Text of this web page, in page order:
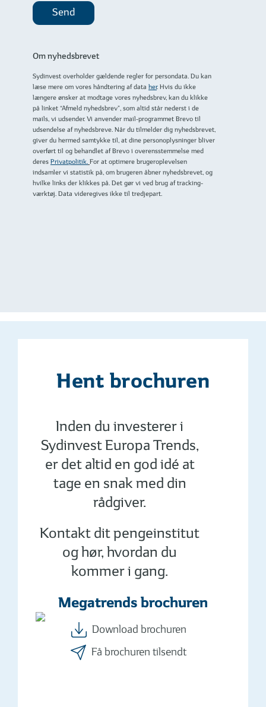
Send
Om nyhedsbrevet
Sydinvest overholder gældende regler for persondata. Du kan
læse mere om vores håndtering af data her. Hvis du ikke
længere ønsker at modtage vores nyhedsbrev, kan du klikke
på linket “Afmeld nyhedsbrev”, som altid står nederst i de
mails, vi udsender. Vi anvender mail-programmet Brevo til
udsendelse af nyhedsbreve. Når du tilmelder dig nyhedsbrevet,
giver du hermed samtykke til, at dine personoplysninger bliver
overført til og behandlet af Brevo i overensstemmelse med
deres Privatpolitik. For at optimere brugeroplevelsen
indsamler vi statistik på, om brugeren åbner nyhedsbrevet, og
hvilke links der klikkes på. Det gør vi ved brug af tracking-
værktøj. Data videregives ikke til tredjepart.
Hent brochuren
Inden du investerer i
Sydinvest Europa Trends,
er det altid en god idé at
tage en snak med din
rådgiver.
Kontakt dit pengeinstitut
og hør, hvordan du
kommer i gang.
Megatrends brochuren
Download brochuren
Få brochuren tilsendt